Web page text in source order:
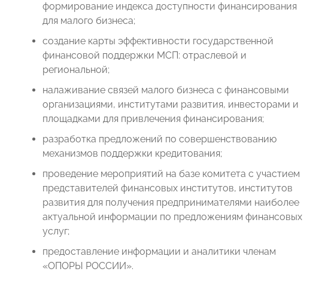
формирование индекса доступности финансирования
для малого бизнеса;
создание карты эффективности государственной
финансовой поддержки МСП: отраслевой и
региональной;
налаживание связей малого бизнеса с финансовыми
организациями, институтами развития, инвесторами и
площадками для привлечения финансирования;
разработка предложений по совершенствованию
механизмов поддержки кредитования;
проведение мероприятий на базе комитета с участием
представителей финансовых институтов, институтов
развития для получения предпринимателями наиболее
актуальной информации по предложениям финансовых
услуг;
предоставление информации и аналитики членам
«ОПОРЫ РОССИИ».